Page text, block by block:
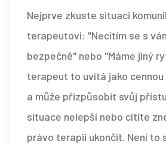
Nejprve zkuste situaci
terapeutovi: "Necítím se s
bezpečně" nebo "Máme jiný
terapeut to uvítá jako
a může přizpůsobit svůj
situace nelepší nebo cítíte
právo terapii ukončit. Není to